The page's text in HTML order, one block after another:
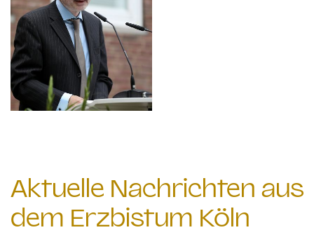
Aktuelle Nachrichten aus
dem Erzbistum Köln